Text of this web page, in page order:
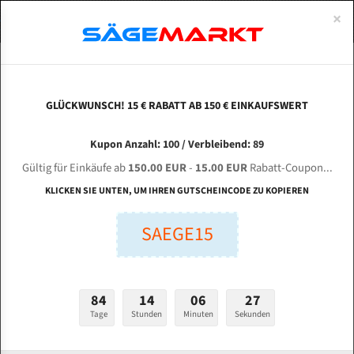
MACC Special 700 DI für 5540 mm Bi-Metall
Bandsägeblätter
Länge (mm):
Stärken + Zahnteilung:
mm
ABOUTS
ENGLISH
Bi-Metall Meterware
Fleischerei Bandsägeblätter
Bandmesser Glatt Meterware
Konvex Meterware
×
GLÜCKWUNSCH! 15 € RABATT AB 150 € EINKAUFSWERT
Kupon Anzahl: 100 / Verbleibend: 89
Gültig für Einkäufe ab150.00 EUR- 15.00 EURRabatt-Coupon...
KLICKEN SIE UNTEN, UM IHREN GUTSCHEINCODE ZU KOPIEREN
SAEGE15
84
Tage
14
Stunden
06
Minuten
26
Sekunden